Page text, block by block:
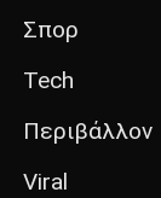
Σπορ
Tech
Περιβάλλον
Viral